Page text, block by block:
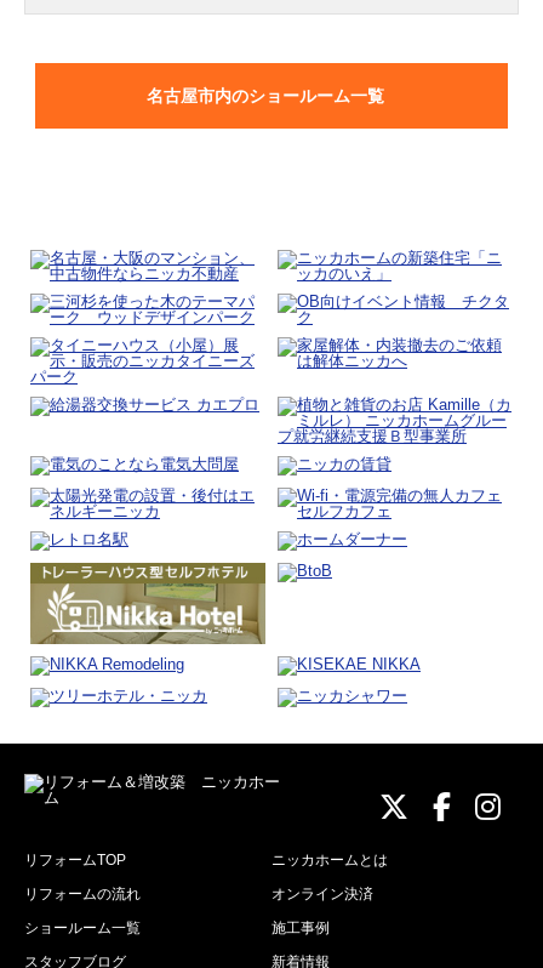
名古屋市内のショールーム一覧
ニッカ
ニッニ
リフォームTOP
ニッカホームとは
リフォームの流れ
オンライン決済
ショールーム一覧
施工事例
スタッフブログ
新着情報